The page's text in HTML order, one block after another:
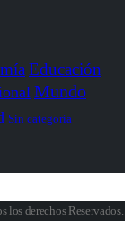
Educación
Mundo
Sin categoría
derechos Reservados.